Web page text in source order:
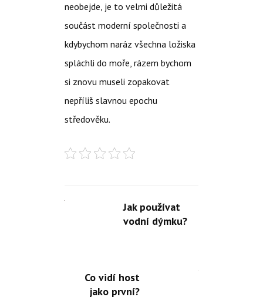
neobejde, je to velmi důležitá
součást moderní společnosti a
kdybychom naráz všechna ložiska
spláchli do moře, rázem bychom
si znovu museli zopakovat
nepříliš slavnou epochu
středověku.
Jak používat
vodní dýmku?
Co vidí host
jako první?